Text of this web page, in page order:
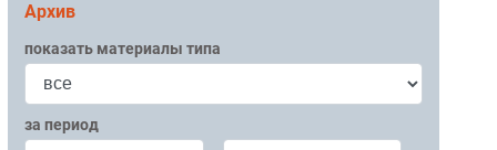
Архив
показать материалы типа
за период